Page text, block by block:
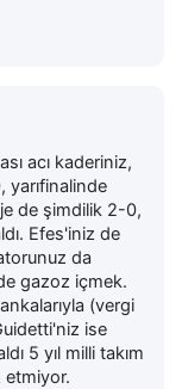
acı kaderiniz,
de şimdilik 2-0,
Efes'iniz de
da
gazoz içmek.
(vergi
ise
5 yıl milli takım
etmiyor.